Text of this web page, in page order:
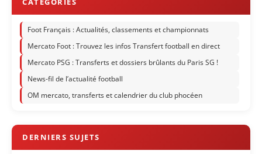
Foot Français : Actualités, classements et championnats
Mercato Foot : Trouvez les infos Transfert football en direct
Mercato PSG : Transferts et dossiers brûlants du Paris SG !
News-fil de l’actualité football
OM mercato, transferts et calendrier du club phocéen